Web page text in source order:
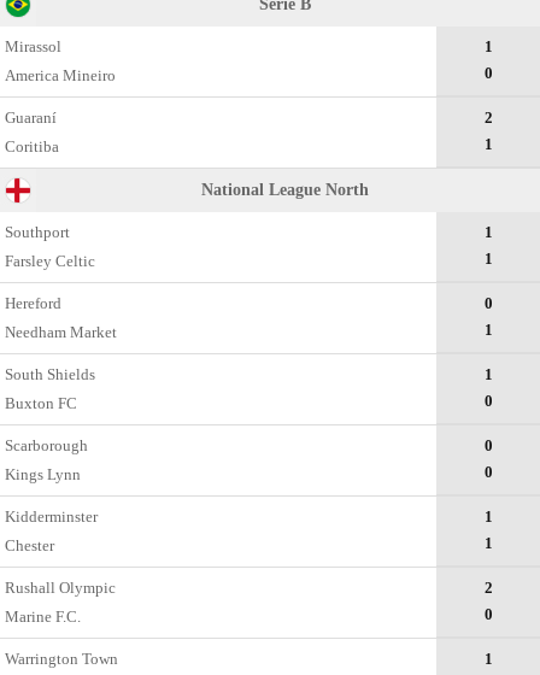
Serie B
Mirassol
Amеrica Mineiro
1
0
Guaraní
Coritiba
2
1
National League North
Southport
Farsley Celtic
1
1
Hereford
Needham Market
0
1
South Shields
Buxton FC
1
0
Scarborough
Kings Lynn
0
0
Kidderminster
Chester
1
1
Rushall Olympic
Marine F.C.
2
0
Warrington Town 1